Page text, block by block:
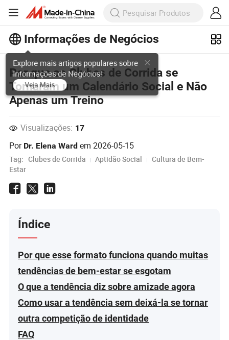
Informações de Negócios
Explore mais artigos populares sobre
Informações de Negócios!
Veja Mais
Por que os Clubes de Corrida se
Tornaram um Calendário Social e Não
Apenas um Treino
Visualizações: 17
Por Dr. Elena Ward em2026-05-15
Tag: Clubes de Corrida Aptidão Social
Cultura de Bem-
Estar
Índice
Por que esse formato funciona quando muitas
tendências de bem-estar se esgotam
O que a tendência diz sobre amizade agora
Como usar a tendência sem deixá-la se tornar
outra competição de identidade
FAQ